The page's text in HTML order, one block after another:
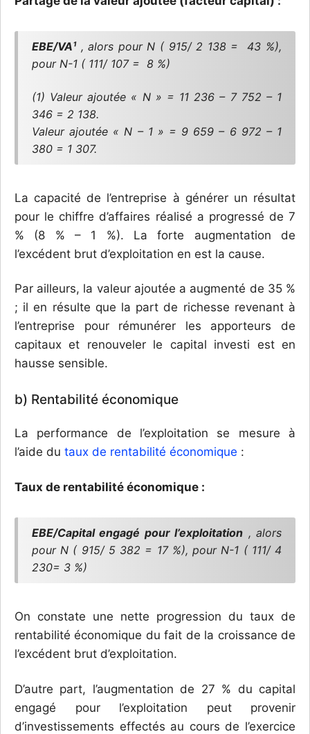
EBE/VA¹, alors pour N ( 915/ 2 138 = 43 %),
pour N-1 ( 111/ 107 = 8 %)
(1) Valeur ajoutée « N » = 11 236 – 7 752 – 1
346 = 2 138.
Valeur ajoutée « N – 1 » = 9 659 – 6 972 – 1
380 = 1 307.
La capacité de l’entreprise à générer un résultat
pour le chiffre d’affaires réalisé a progressé de 7
% (8 % – 1 %). La forte augmentation de
l’excédent brut d’exploitation en est la cause.
Par ailleurs, la valeur ajoutée a augmenté de 35 %
; il en résulte que la part de richesse revenant à
l’entreprise pour rémunérer les apporteurs de
capitaux et renouveler le capital investi est en
hausse sensible.
b) Rentabilité économique
La performance de l’exploitation se mesure à
l’aide du taux de rentabilité économique :
Taux de rentabilité économique :
EBE/Capital engagé pour l’exploitation , alors
pour N ( 915/ 5 382 = 17 %), pour N-1 ( 111/ 4
230= 3 %)
On constate une nette progression du taux de
rentabilité économique du fait de la croissance de
l’excédent brut d’exploitation.
D’autre part, l’augmentation de 27 % du capital
engagé pour l’exploitation peut provenir
d’investissements effectés au cours de l’exercice